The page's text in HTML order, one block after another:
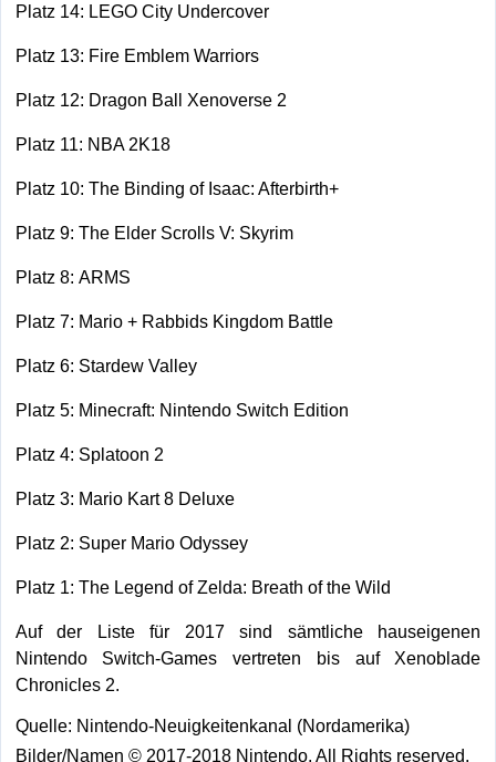
Platz 14: LEGO City Undercover
Platz 13: Fire Emblem Warriors
Platz 12: Dragon Ball Xenoverse 2
Platz 11: NBA 2K18
Platz 10: The Binding of Isaac: Afterbirth+
Platz 9: The Elder Scrolls V: Skyrim
Platz 8: ARMS
Platz 7: Mario + Rabbids Kingdom Battle
Platz 6: Stardew Valley
Platz 5: Minecraft: Nintendo Switch Edition
Platz 4: Splatoon 2
Platz 3: Mario Kart 8 Deluxe
Platz 2: Super Mario Odyssey
Platz 1: The Legend of Zelda: Breath of the Wild
Auf der Liste für 2017 sind sämtliche hauseigenen
Nintendo Switch-Games vertreten bis auf Xenoblade
Chronicles 2.
Quelle: Nintendo-Neuigkeitenkanal (Nordamerika)
Bilder/Namen © 2017-2018 Nintendo. All Rights reserved.